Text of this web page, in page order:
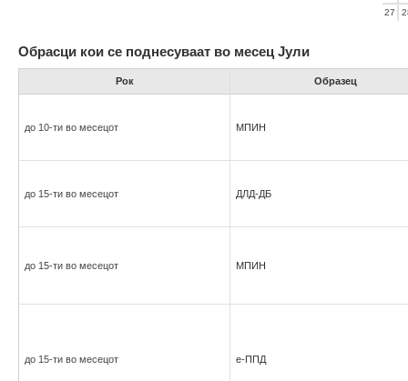
27
Обрасци кои се поднесуваат во месец Јули
Рок Образец
до 10-ти во месецот МПИН
до 15-ти во месецот ДЛД-ДБ
до 15-ти во месецот МПИН
до 15-ти во месецот е-ППД